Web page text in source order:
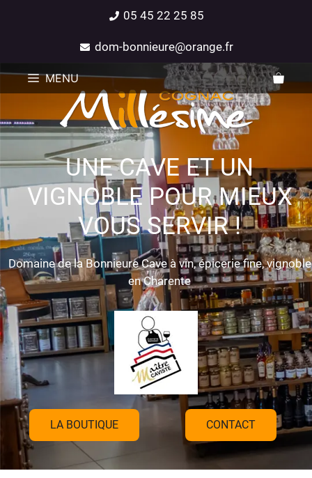
05 45 22 25 85
dom-bonnieure@orange.fr
MENU
UNE CAVE ET UN
VIGNOBLE POUR MIEUX
VOUS SERVIR !
Domaine de la Bonnieure Cave à vin, épicerie fine, vignoble
en Charente
LA BOUTIQUE CONTACT